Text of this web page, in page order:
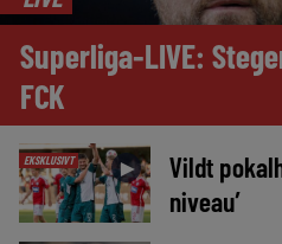
Superliga-LIVE:
FCK
EKSKLUSIVT ►
Vildt
niveau’